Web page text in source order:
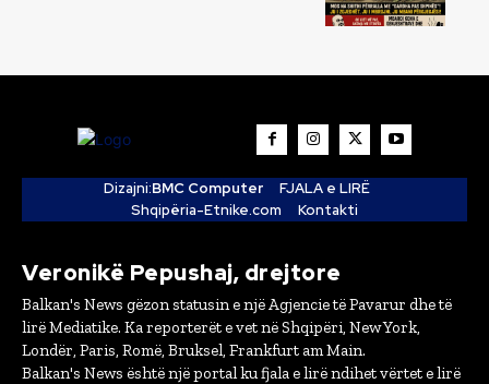
Dizajni:BMC Computer
FJALA e LIRË
Shqipëria-Etnike.com
Kontakti
Veronikë Pepushaj, drejtore
Balkan's News gëzon statusin e një Agjencie të Pavarur dhe të
lirë Mediatike. Ka reporterët e vet në Shqipëri, New York,
Londër, Paris, Romë, Bruksel, Frankfurt am Main.
Balkan's News është një portal ku fjala e lirë ndihet vërtet e lirë